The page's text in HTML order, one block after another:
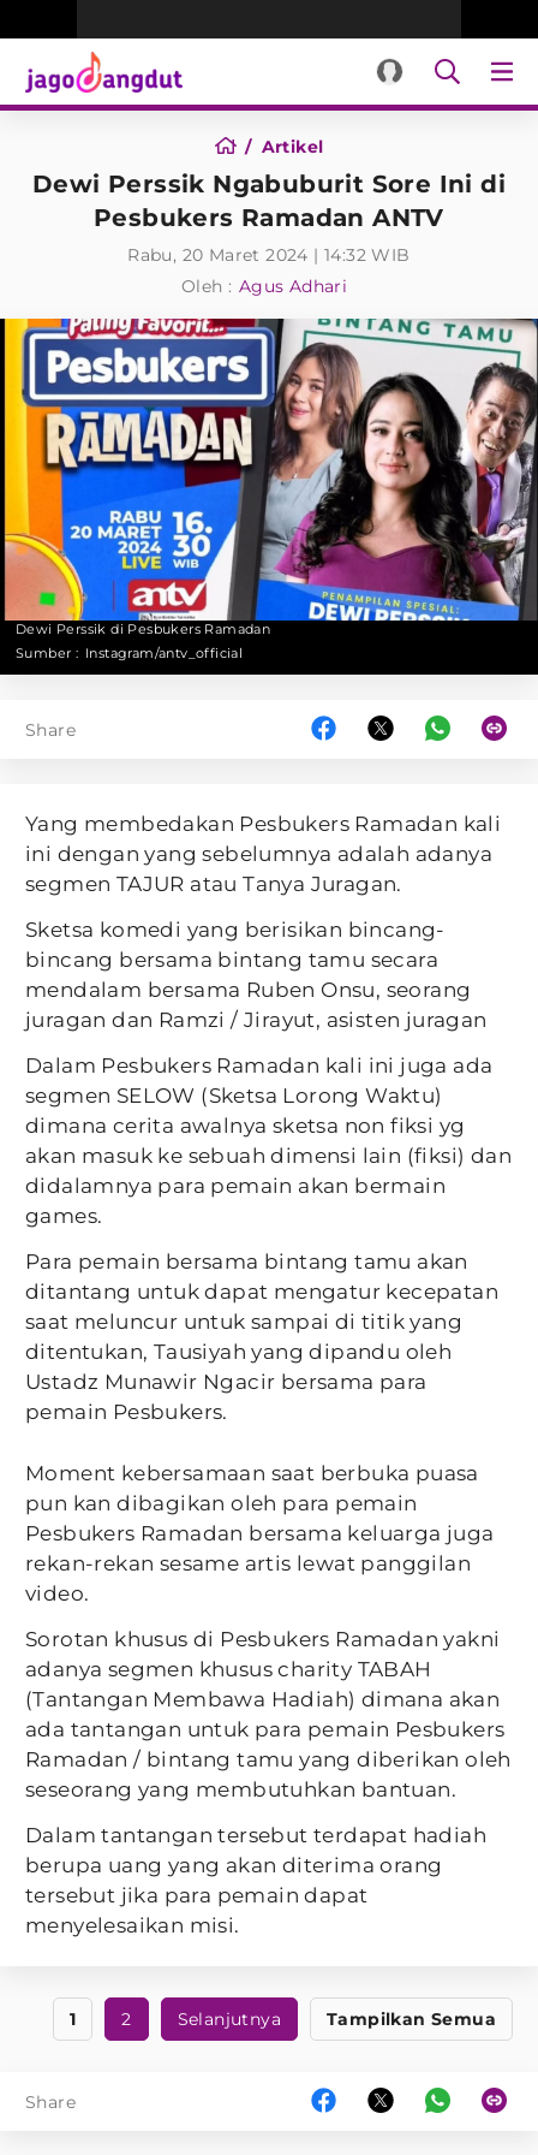
Artikel
Dewi Perssik Ngabuburit Sore Ini di
Pesbukers Ramadan ANTV
Rabu, 20 Maret 2024 | 14:32 WIB
Oleh : Agus Adhari
Dewi Perssik di Pesbukers Ramadan
Sumber : Instagram/antv_official
Share
Yang membedakan Pesbukers Ramadan kali
ini dengan yang sebelumnya adalah adanya
segmen TAJUR atau Tanya Juragan.
Sketsa komedi yang berisikan bincang-
bincang bersama bintang tamu secara
mendalam bersama Ruben Onsu, seorang
juragan dan Ramzi / Jirayut, asisten juragan
Dalam Pesbukers Ramadan kali ini juga ada
segmen SELOW (Sketsa Lorong Waktu)
dimana cerita awalnya sketsa non fiksi yg
akan masuk ke sebuah dimensi lain (fiksi) dan
didalamnya para pemain akan bermain
games.
Para pemain bersama bintang tamu akan
ditantang untuk dapat mengatur kecepatan
saat meluncur untuk sampai di titik yang
ditentukan, Tausiyah yang dipandu oleh
Ustadz Munawir Ngacir bersama para
pemain Pesbukers.
Moment kebersamaan saat berbuka puasa
pun kan dibagikan oleh para pemain
Pesbukers Ramadan bersama keluarga juga
rekan-rekan sesame artis lewat panggilan
video.
Sorotan khusus di Pesbukers Ramadan yakni
adanya segmen khusus charity TABAH
(Tantangan Membawa Hadiah) dimana akan
ada tantangan untuk para pemain Pesbukers
Ramadan / bintang tamu yang diberikan oleh
seseorang yang membutuhkan bantuan.
Dalam tantangan tersebut terdapat hadiah
berupa uang yang akan diterima orang
tersebut jika para pemain dapat
menyelesaikan misi.
1 2 Selanjutnya Tampilkan Semua
Share